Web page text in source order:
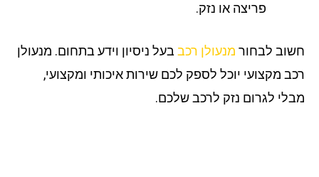
פריצה או נזק.
לבחורמנעולן רכבבעל ניסיון וידע בתחום. מנעולן
מקצועי יוכל לספק לכם שירות איכותי ומקצועי,
לגרום נזק לרכב שלכם.